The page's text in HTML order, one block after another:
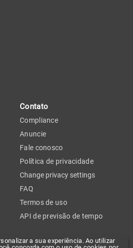
a sua experiência. Ao utilizar
Contato
Compliance
Anuncie
Fale conosco
Política de privacidade
Change privacy settings
FAQ
Termos de uso
API de previsão de tempo